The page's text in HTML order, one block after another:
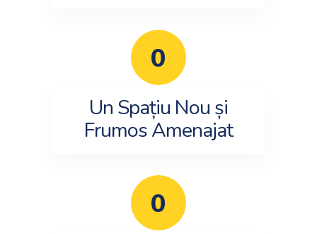
0
Un Spațiu Nou și
Frumos Amenajat
0